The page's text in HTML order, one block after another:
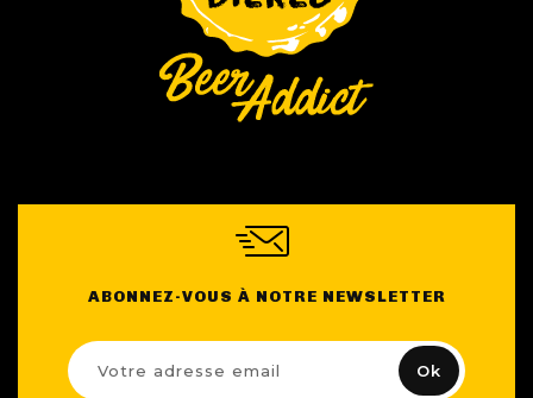
ABONNEZ-VOUS À NOTRE NEWSLETTER